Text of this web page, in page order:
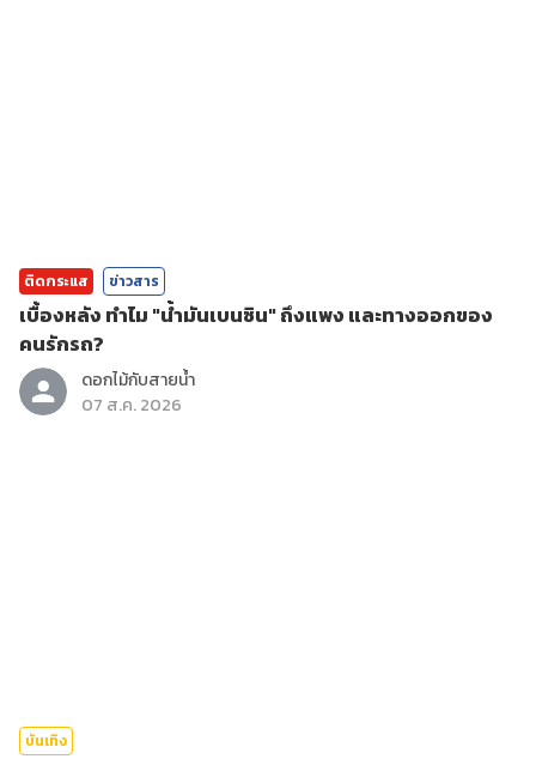
ติดกระแส ข่าวสาร
เบื้องหลัง ทำไม "น้ำมันเบนซิน" ถึงแพง และทางออกของ
คนรักรถ?
ดอกไม้กับสายน้ำ
07 ส.ค. 2026
บันเทิง